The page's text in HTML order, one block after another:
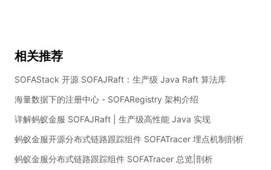
相关推荐
SOFAStack 开源 SOFAJRaft：生产级 Java Raft 算法库
海量数据下的注册中心 - SOFARegistry 架构介绍
详解蚂蚁金服 SOFAJRaft | 生产级高性能 Java 实现
蚂蚁金服开源分布式链路跟踪组件 SOFATracer 埋点机制剖析
蚂蚁金服分布式链路跟踪组件 SOFATracer 总览|剖析